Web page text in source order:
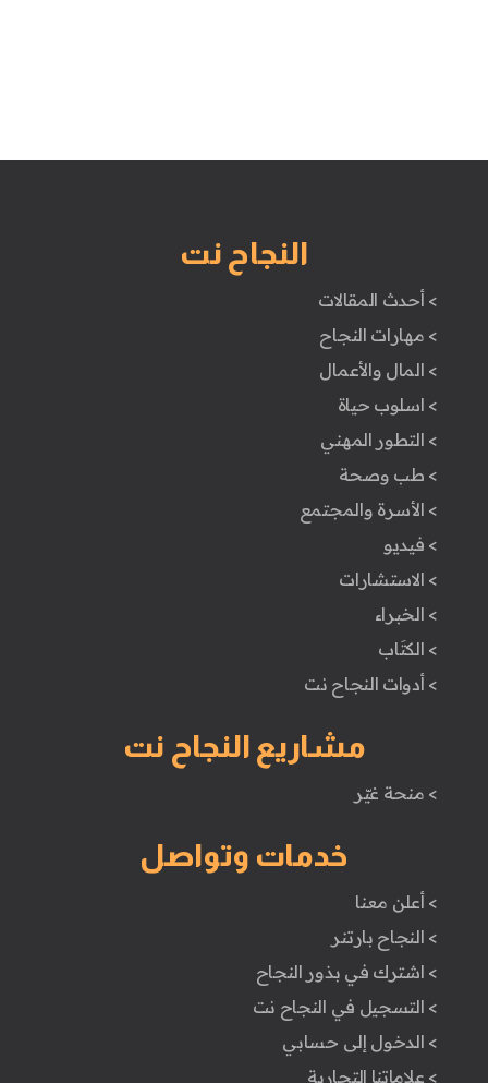
النجاح نت
> أحدث المقالات
> مهارات النجاح
> المال والأعمال
> اسلوب حياة
> التطور المهني
> طب وصحة
> الأسرة والمجتمع
> فيديو
> الاستشارات
> الخبراء
> الكتَاب
> أدوات النجاح نت
مشاريع النجاح نت
> منحة غيّر
خدمات وتواصل
> أعلن معنا
> النجاح بارتنر
> اشترك في بذور النجاح
> التسجيل في النجاح نت
> الدخول إلى حسابي
> علاماتنا التجارية